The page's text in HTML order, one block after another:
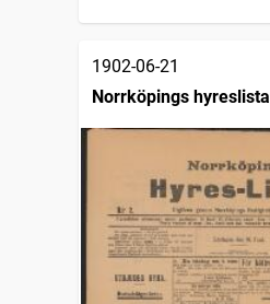
1902-06-21
Norrköpings hyreslista